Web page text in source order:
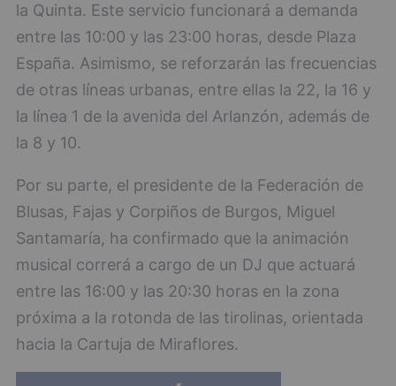
la Quinta. Este servicio funcionará a demanda
entre las 10:00 y las 23:00 horas, desde Plaza
España. Asimismo, se reforzarán las frecuencias
de otras líneas urbanas, entre ellas la 22, la 16 y
la línea 1 de la avenida del Arlanzón, además de
la 8 y 10.
Por su parte, el presidente de la Federación de
Blusas, Fajas y Corpiños de Burgos, Miguel
Santamaría, ha confirmado que la animación
musical correrá a cargo de un DJ que actuará
entre las 16:00 y las 20:30 horas en la zona
próxima a la rotonda de las tirolinas, orientada
hacia la Cartuja de Miraflores.